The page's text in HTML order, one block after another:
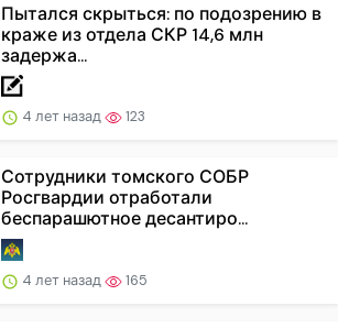
Пытался скрыться: по подозрению в
краже из отдела СКР 14,6 млн
задержа...
4 лет назад 123
Сотрудники томского СОБР
Росгвардии отработали
беспарашютное десантиро...
4 лет назад 165